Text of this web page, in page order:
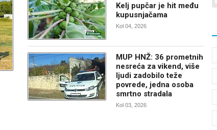
Kelj pupčar je hit među
kupusnjačama
Kol 04, 2026
MUP HNŽ: 36 prometnih
nesreća za vikend, više
ljudi zadobilo teže
povrede, jedna osoba
smrtno stradala
Kol 03, 2026